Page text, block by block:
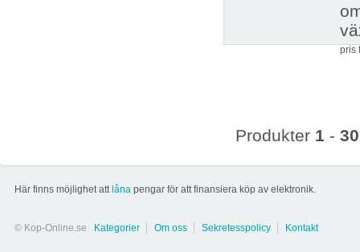
pris
Produkter 1 - 30
Här finns möjlighet att låna pengar för att finansiera köp av elektronik.
© Kop-Online.se Kategorier Om oss Sekretesspolicy Kontakt